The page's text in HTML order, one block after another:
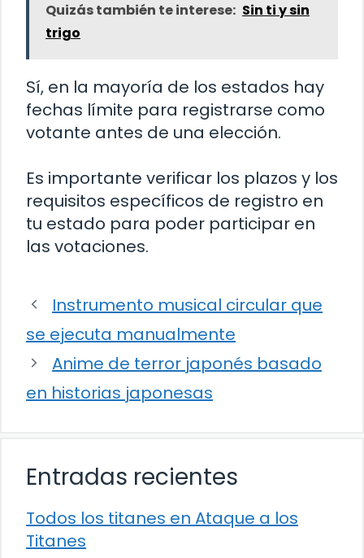
Quizás también te interese: Sin ti y sin
trigo
Sí, en la mayoría de los estados hay
fechas límite para registrarse como
votante antes de una elección.
Es importante verificar los plazos y los
requisitos específicos de registro en
tu estado para poder participar en
las votaciones.
Instrumento musical circular que
se ejecuta manualmente
Anime de terror japonés basado
en historias japonesas
Entradas recientes
Todos los titanes en Ataque a los
Titanes